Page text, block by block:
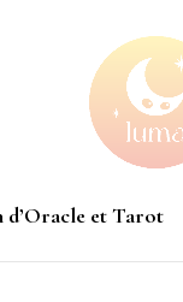
d’Oracle et Tarot